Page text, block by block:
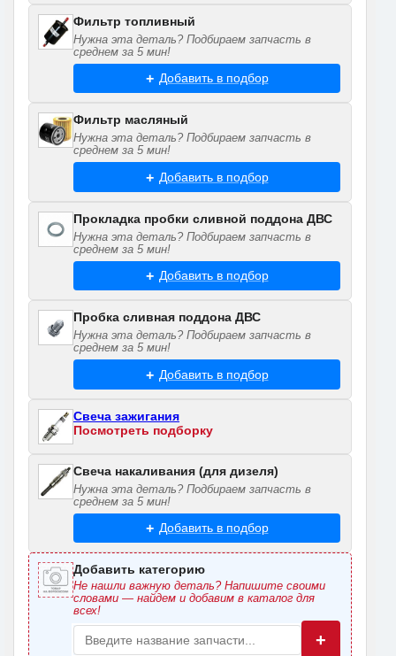
Фильтр топливный
Нужна эта деталь? Подбираем запчасть в
среднем за 5 мин!
Добавить в подбор
Фильтр масляный
Нужна эта деталь? Подбираем запчасть в
среднем за 5 мин!
Добавить в подбор
Прокладка пробки сливной поддона ДВС
Нужна эта деталь? Подбираем запчасть в
среднем за 5 мин!
Добавить в подбор
Пробка сливная поддона ДВС
Нужна эта деталь? Подбираем запчасть в
среднем за 5 мин!
Добавить в подбор
Свеча зажигания
Посмотреть подборку
Свеча накаливания (для дизеля)
Нужна эта деталь? Подбираем запчасть в
среднем за 5 мин!
Добавить в подбор
Добавить категорию
Не нашли важную деталь? Напишите своими
словами — найдем и добавим в каталог для
всех!
+